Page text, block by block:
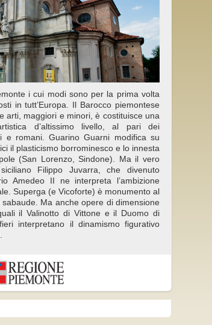
i cui modi sono per la prima volta
in tutt’Europa. Il Barocco piemontese
arti, maggiori e minori, è costituisce una
d’altissimo livello, al pari dei
e romani. Guarino Guarni modifica su
il plasticismo borrominesco e lo innesta
(San Lorenzo, Sindone). Ma il vero
Filippo Juvarra, che divenuto
Amedeo II ne interpreta l’ambizione
Superga (e Vicoforte) è monumento al
Ma anche opere di dimensione
il Valinotto di Vittone e il Duomo di
interpretano il dinamismo figurativo